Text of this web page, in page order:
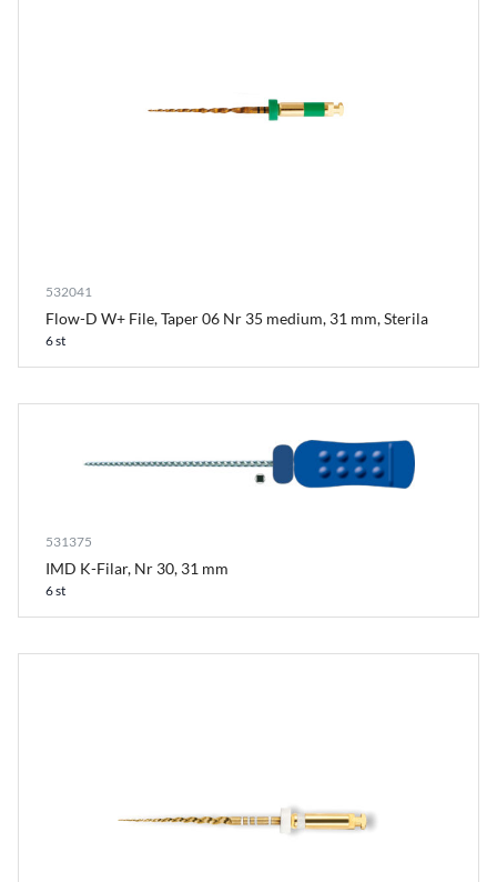
532041
Flow-D W+ File, Taper 06 Nr 35 medium, 31 mm, Sterila
6 st
531375
IMD K-Filar, Nr 30, 31 mm
6 st